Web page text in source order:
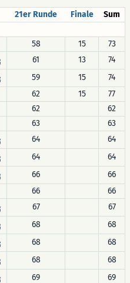
21er Runde Finale
Sum
58 15
73
61 13
74
59 15
74
62 15
77
62
62
63
63
64
64
64
64
66
66
66
66
67
67
68
68
68
68
68
68
69
69